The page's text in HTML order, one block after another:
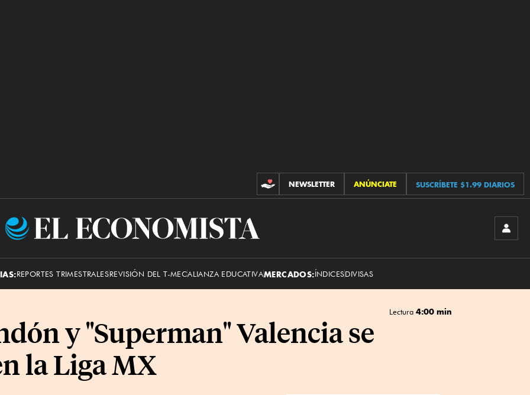
CONTRIBUCIONES
NEWSLETTER ANÚNCIATE SUSCRÍBETE $1.99 DIARIOS
El
REPORTES TRIMESTRALESREVISIÓN DEL T-MECALIANZA EDUCATIVAMERCADOS:ÍNDICESDIVISAS
Lectura 4:00 min
y "Superman" Valencia se
la Liga MX